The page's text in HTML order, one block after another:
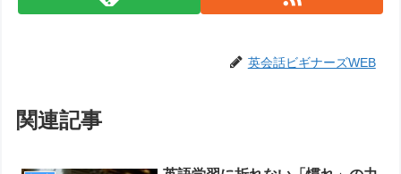
英会話ビギナーズWEB
関連記事